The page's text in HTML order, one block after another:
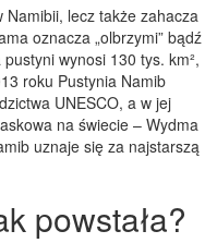
Namibii, lecz także zahacza
oznacza „olbrzymi” bądź
wynosi 130 tys. km²,
roku Pustynia Namib
UNESCO, a w jej
na świecie – Wydma
uznaje się za najstarszą
powstała?